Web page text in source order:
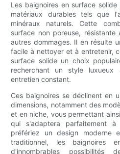
Les baignoires en surface
matériaux durables tels que
minéraux naturels. Cette
surface non poreuse,
autres dommages. Il en résulte
facile à nettoyer et à entretenir,
surface solide un choix
recherchant un style luxueux
entretien constant.
Ces baignoires se déclinent en
dimensions, notamment des
et en niche, vous permettant
qui s'adaptera parfaitement
préfériez un design moderne
traditionnel, les baignoires
d'innombrables possibilités